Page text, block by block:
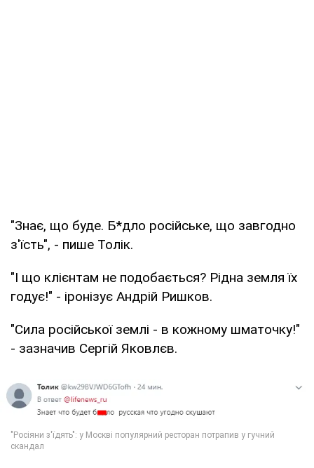
"Знає, що буде. Б*дло російське, що завгодно
з'їсть", - пише Толік.
"І що клієнтам не подобається? Рідна земля їх
годує!" - іронізує Андрій Ришков.
"Сила російської землі - в кожному шматочку!"
- зазначив Сергій Яковлєв.